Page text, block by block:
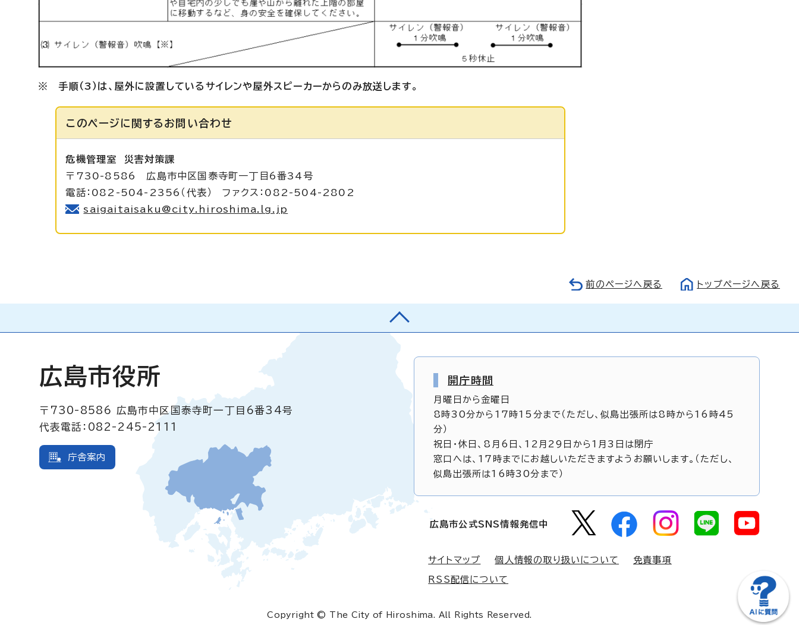
※ 手順（3）は、屋外に設置しているサイレンや屋外スピーカーからのみ放送します。
このページに関する お問い合わせ
危機管理室 災害対策課
〒730-8586 広島市中区国泰寺町一丁目6番34号
電話：082-504-2356（代表） ファクス：082-504-2802
saigaitaisaku@city.hiroshima.lg.jp
前のページへ戻る トップページへ戻る
広島市役所
〒730-8586
広島市中区国泰寺町一丁目6番34号
代表電話：082-245-2111
庁舎案内
開庁時間
月曜日から金曜日
8時30分から17時15分まで（ただし、似島出張所は8時から16時45
分）
祝日・休日、8月6日、12月29日から1月3日は閉庁
窓口へは、17時までにお越しいただきますようお願いします。（ただし、
似島出張所は16時30分まで）
広島市公式SNS情報発信中
サイトマップ 個人情報の取り扱いについて 免責事項
RSS配信について
Copyright © The City of Hiroshima. All Rights Reserved.